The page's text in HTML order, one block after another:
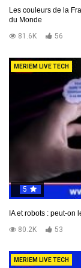
Les couleurs de la
du Monde
81.6K
56
MERIEM LIVE TECH
5
IA et robots : peut-on
80.2K
53
MERIEM LIVE TECH